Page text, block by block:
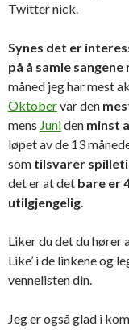
Twitter nick.
Synes det er
på å samle
måned jeg har mest
Oktobervar den
mens Juniden minst
løpet av de 13
som tilsvarer
det er at det bare er
utilgjengelig.
Liker du det du hører
Like’ i de linkene og
vennelisten din.
Jeg er også glad i